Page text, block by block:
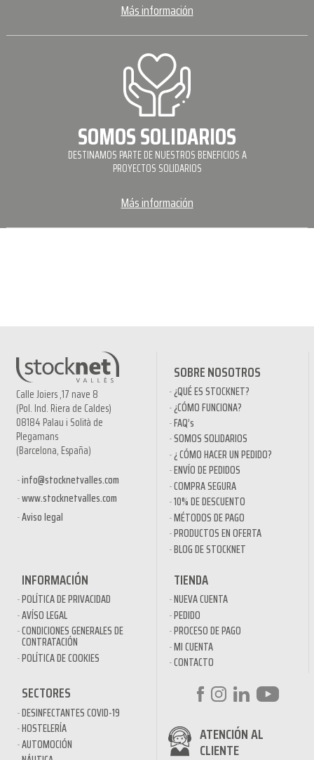
Más información
SOMOS SOLIDARIOS
DESTINAMOS PARTE DE NUESTROS BENEFICIOS A
PROYECTOS SOLIDARIOS
Más información
Calle Joiers ,17 nave 8
(Pol. Ind. Riera de Caldes)
08184 Palau i Solità de
Plegamans
(Barcelona, España)
info@stocknetvalles.com
www.stocknetvalles.com
Aviso legal
SOBRE NOSOTROS
¿QUÉ ES STOCKNET?
¿CÓMO FUNCIONA?
FAQ’s
SOMOS SOLIDARIOS
¿ CÓMO HACER UN PEDIDO?
ENVÍO DE PEDIDOS
COMPRA SEGURA
10% DE DESCUENTO
MÉTODOS DE PAGO
PRODUCTOS EN OFERTA
BLOG DE STOCKNET
INFORMACIÓN
POLÍTICA DE PRIVACIDAD
AVÍSO LEGAL
CONDICIONES GENERALES DE
CONTRATACIÓN
POLÍTICA DE COOKIES
TIENDA
NUEVA CUENTA
PEDIDO
PROCESO DE PAGO
MI CUENTA
CONTACTO
SECTORES
DESINFECTANTES COVID-19
HOSTELERÍA
AUTOMOCIÓN
ATENCIÓN AL
CLIENTE